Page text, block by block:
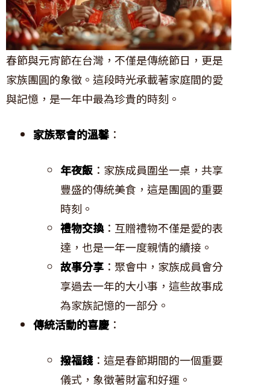
春節與元宵節在台灣，不僅是傳統節日，更是
家族團圓的象徵。這段時光承載著家庭間的愛
與記憶，是一年中最為珍貴的時刻。
家族聚會的溫馨 ：
年夜飯 ：家族成員圍坐一桌，共享
豐盛的傳統美食，這是團圓的重要
時刻。
禮物交換：互贈禮物不僅是愛的表
達，也是一年一度親情的續接。
故事分享 ：聚會中，家族成員會分
享過去一年的大小事，這些故事成
為家族記憶的一部分。
傳統活動的喜慶 ：
撥福錢：這是春節期間的一個重要
儀式，象徵著財富和好運。